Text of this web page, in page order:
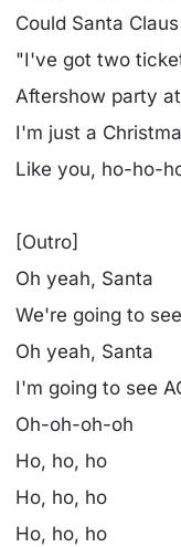
Could Santa
"I've got two
Aftershow party
I'm just a
Like you, ho-ho-
[Outro]
Oh yeah, Santa
We're going to
Oh yeah, Santa
I'm going to see
Oh-oh-oh-oh
Ho, ho, ho
Ho, ho, ho
Ho, ho, ho